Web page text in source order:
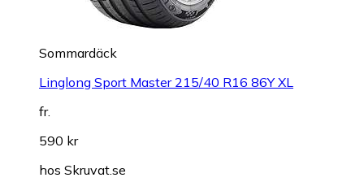
Sommardäck
Linglong Sport Master 215/40 R16 86Y XL
fr.
590 kr
hos Skruvat.se